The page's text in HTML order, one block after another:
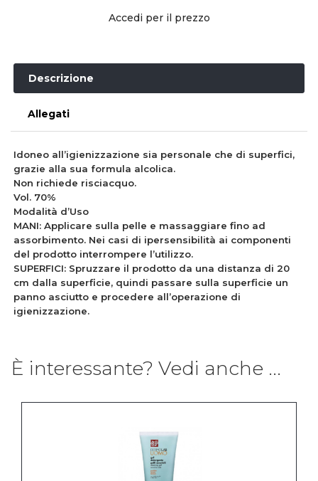
Accedi per il prezzo
Descrizione
Allegati
Idoneo all’igienizzazione sia personale che di superfici,
grazie alla sua formula alcolica.
Non richiede risciacquo.
Vol. 70%
Modalità d’Uso
MANI: Applicare sulla pelle e massaggiare fino ad
assorbimento. Nei casi di ipersensibilità ai componenti
del prodotto interrompere l’utilizzo.
SUPERFICI: Spruzzare il prodotto da una distanza di 20
cm dalla superficie, quindi passare sulla superficie un
panno asciutto e procedere all’operazione di
igienizzazione.
È interessante? Vedi anche ...